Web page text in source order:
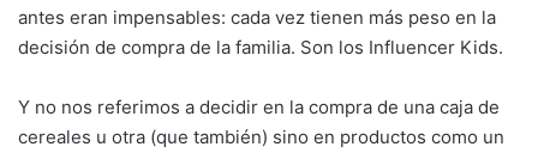
antes eran impensables: cada vez tienen más peso en la
decisión de compra de la familia. Son los Influencer Kids.
Y no nos referimos a decidir en la compra de una caja de
cereales u otra (que también) sino en productos como un